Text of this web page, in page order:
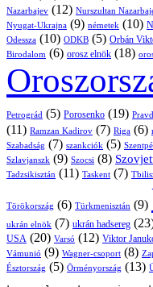
Nazarbajev (12) Nurszultan
Nyugat-Ukrajna (9) németek (10)
Odessza (10) ODKB (5) Orbán
Birodalom (6) orosz elnök (18)
Petrográd (5) Porosenko (19)
(11) Ramzan Kadirov (7) Riga (6)
Szabadság (7) szankciók (5)
Szlavjanszk (9) Szocsi (8)
Tadzsikisztán (11) Taskent (7)
Törökország (6) Türkmenisztán (9)
ukrán elnök (7) ukrán hadsereg
USA (20) Varsó (12) Viktor
Vámunió (9) Wagner-csoport (8)
Észtország (5) Örményország (13)